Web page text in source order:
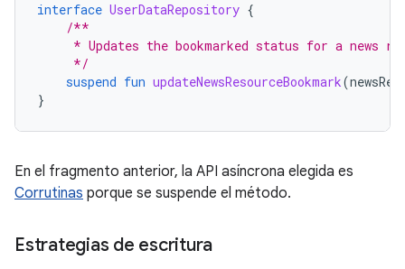
interface UserDataRepository {
/**
* Updates the bookmarked status for a news
     */
suspend fun updateNewsResourceBookmark(
}
En el fragmento anterior, la API asíncrona elegida es
Corrutinas porque se suspende el método.
Estrategias de escritura